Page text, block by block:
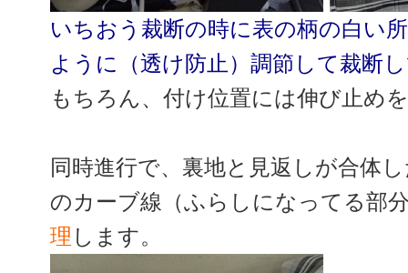
いちおう裁断の時に表の柄の白い
ように（透け防止）調節して裁断
もちろん、付け位置には伸び止め
同時進行で、裏地と見返しが合体
のカーブ線（ふらしになってる部
理 します。